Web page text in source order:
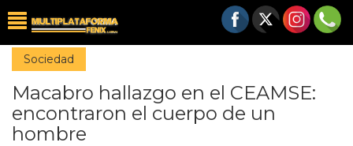
Sociedad
Macabro hallazgo en el CEAMSE:
encontraron el cuerpo de un
hombre